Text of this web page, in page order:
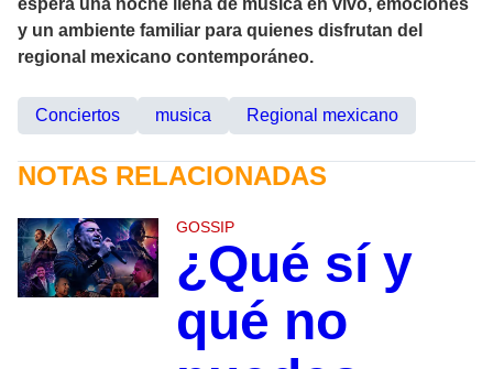
y un ambiente familiar para quienes disfrutan del
regional mexicano contemporáneo.
Conciertos musica Regional mexicano
NOTAS RELACIONADAS
GOSSIP
¿Qué sí y
qué no